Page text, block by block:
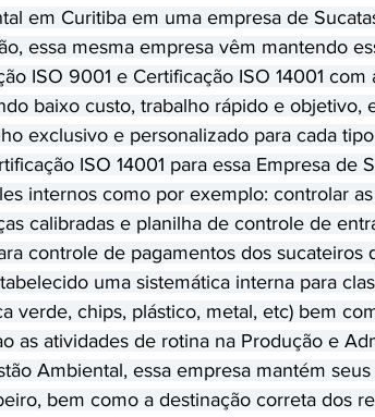
em Curitiba em uma empresa de
essa mesma empresa vêm mantendo
ISO 9001 e Certificação ISO 14001 com
baixo custo, trabalho rápido e objetivo,
exclusivo e personalizado para cada
ISO 14001 para essa Empresa de
internos como por exemplo: controlar
calibradas e planilha de controle de
controle de pagamentos dos sucateiros
uma sistemática interna para
verde, chips, plástico, metal, etc) bem
as atividades de rotina na Produção e
Ambiental, essa empresa mantém
bem como a destinação correta dos